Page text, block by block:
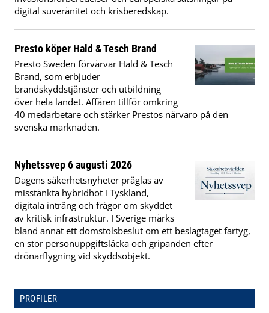
digital suveränitet och krisberedskap.
Presto köper Hald & Tesch Brand
Presto Sweden förvärvar Hald & Tesch
Brand, som erbjuder
brandskyddstjänster och utbildning
över hela landet. Affären tillför omkring
40 medarbetare och stärker Prestos närvaro på den
svenska marknaden.
Nyhetssvep 6 augusti 2026
Dagens säkerhetsnyheter präglas av
misstänkta hybridhot i Tyskland,
digitala intrång och frågor om skyddet
av kritisk infrastruktur. I Sverige märks
bland annat ett domstolsbeslut om ett beslagtaget fartyg,
en stor personuppgiftsläcka och gripanden efter
drönarflygning vid skyddsobjekt.
PROFILER